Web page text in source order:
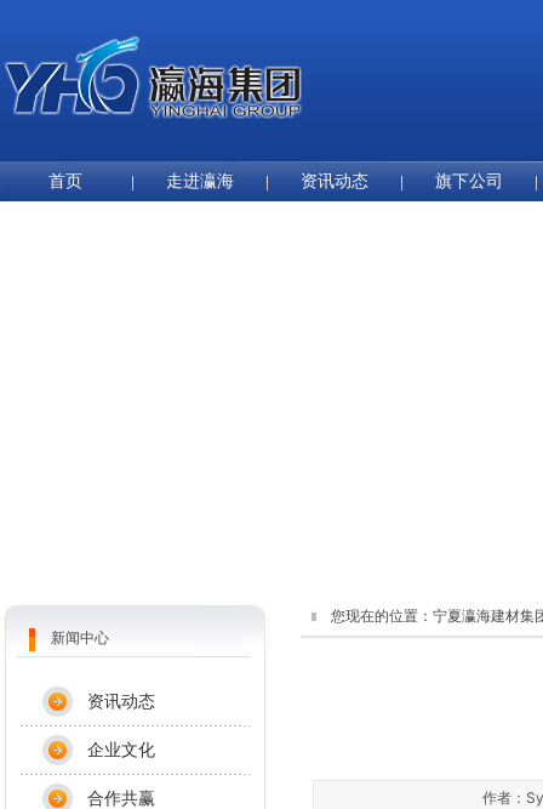
首页 走进瀛海 资讯动态 旗下公司
您现在的位置： 宁夏瀛海建材集
作者：
新闻中心
资讯动态
企业文化
合作共赢